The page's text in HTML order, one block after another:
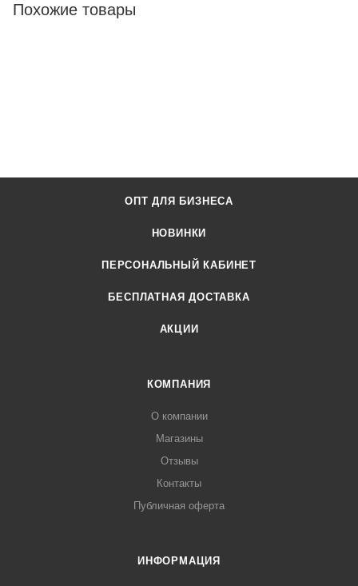
Похожие товары
ОПТ ДЛЯ БИЗНЕСА
НОВИНКИ
ПЕРСОНАЛЬНЫЙ КАБИНЕТ
БЕСПЛАТНАЯ ДОСТАВКА
АКЦИИ
КОМПАНИЯ
О компании
Магазины
Отзывы
Контакты
Публичная оферта
ИНФОРМАЦИЯ